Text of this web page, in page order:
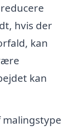
hvis der
kan
kan
malingstype